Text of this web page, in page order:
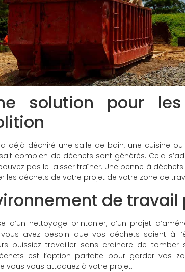
solution pour
déjà déchiré une salle de bain, une cuisine
combien de déchets sont générés. Cela
pas le laisser traîner. Une benne à
les déchets de votre projet de votre zone de
de travail
d’un nettoyage printanier, d’un projet
vous avez besoin que vos déchets soient à
puissiez travailler sans craindre de
est l’option parfaite pour garder vos
vous vous attaquez à votre projet.